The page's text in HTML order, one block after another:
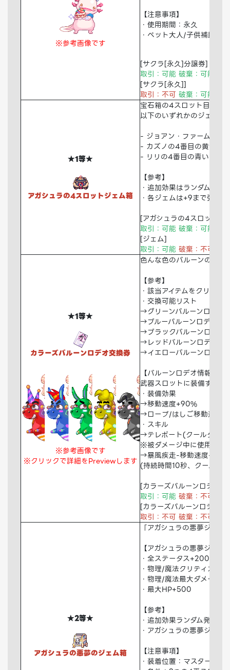
※参考画像です
【注意事項】
・使用期間：永久
・ペット大人/子供補助剤
[サクラ[永久]分譲券]
取引：可能 破棄：可能 倉
[サクラ[永久]]
取引：不可 破棄：可能 倉
★1等★
アガシュラの4スロットジェム箱
宝石箱の4スロット目に装
以下のいずれかのジェムが
- ジョアン・ファームの4
- カズノの4番目の黄色い
- リリの4番目の青いジェム
【参考】
・追加効果はランダム発生
・各ジェムは+9まで強化
[アガシュラの4スロットジ
取引：可能 破棄：可能 倉
[ジェム]
取引：可能 破棄：不可
★1等★
カラーズバルーンロデオ交換券
※参考画像です
※クリックで詳細をPreviewします
色んな色のバルーンのいず
【参考】
・該当アイテムをクリック
・交換可能リスト
→グリーンバルーンロデオ
→ブルーバルーンロデオ
→ブラックバルーンロデオ
→レッドバルーンロデオ
→イエローバルーンロデオ
【バルーンロデオ情報】
武器スロットに装備するア
・装備効果
→移動速度+90%
→ロープ/はしご移動速度
・スキル
→テレポート(クールタイム
※被ダメージ中に使用可能
→暴風疾走-移動速度
(持続時間10秒、クールタ
[カラーズバルーンロデオ
取引：可能 破棄：不可
[カラーズバルーンロデオ]
取引：不可 破棄：不可
★2等★
アガシュラの悪夢のジェム箱
「アガシュラの悪夢ジェ
【アガシュラの悪夢ジェム
・全ステータス+200
・物理/魔法クリティカル
・物理/魔法最大ダメージ
・最大HP+500
【参考】
・追加効果ランダム発生
・アガシュラの悪夢ジェ
【注意事項】
・装着位置：マスタースロ